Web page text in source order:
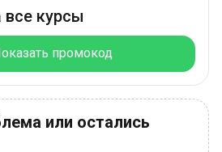
все курсы
промокод
или остались